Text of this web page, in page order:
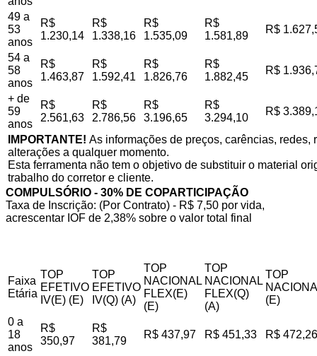
49 a
53
anos
R$
1.230,14
R$
1.338,16
R$
1.535,09
R$
1.581,89
R$
54 a
58
anos
R$
1.463,87
R$
1.592,41
R$
1.826,76
R$
1.882,45
R$
+ de
59
anos
R$
2.561,63
R$
2.786,56
R$
3.196,65
R$
3.294,10
R$
IMPORTANTE! As informações de preços, carências,
alterações a qualquer momento.
Esta ferramenta não tem o objetivo de substituir o material
trabalho do corretor e cliente.
COMPULSÓRIO - 30% DE COPARTICIPAÇÃO
Taxa de Inscrição: (Por Contrato) - R$ 7,50 por vida,
acrescentar IOF de 2,38% sobre o valor total final
Faixa
Etária
TOP
EFETIVO
IV(E) (E)
TOP
EFETIVO
IV(Q) (A)
TOP
NACIONAL
FLEX(E)
(E)
TOP
NACIONAL
FLEX(Q)
(A)
TOP
(E)
0 a
18
anos
R$
350,97
R$
381,79
R$ 437,97 R$ 451,33 R$ 472,26